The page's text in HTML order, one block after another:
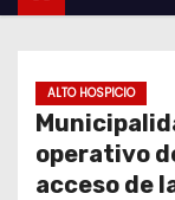
ALTO HOSPICIO
operativo
acceso de